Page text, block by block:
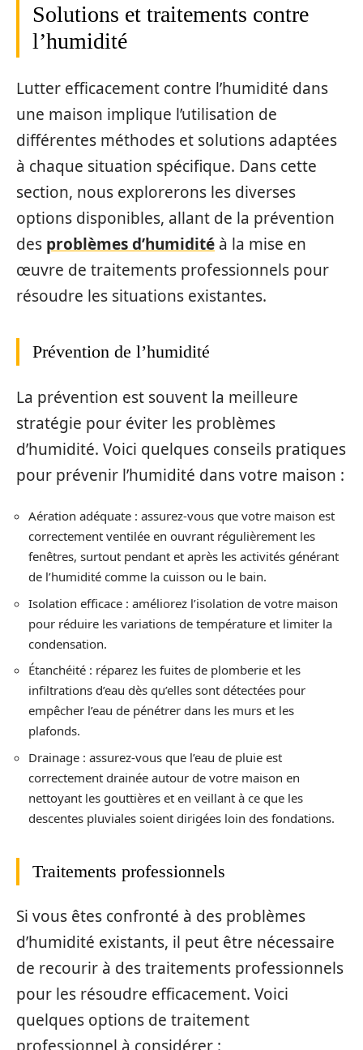
Solutions et traitements contre
l’humidité
Lutter efficacement contre l’humidité dans
une maison implique l’utilisation de
différentes méthodes et solutions adaptées
à chaque situation spécifique. Dans cette
section, nous explorerons les diverses
options disponibles, allant de la prévention
des problèmes d’humidité à la mise en
œuvre de traitements professionnels pour
résoudre les situations existantes.
Prévention de l’humidité
La prévention est souvent la meilleure
stratégie pour éviter les problèmes
d’humidité. Voici quelques conseils pratiques
pour prévenir l’humidité dans votre maison :
Aération adéquate : assurez-vous que votre maison est
correctement ventilée en ouvrant régulièrement les
fenêtres, surtout pendant et après les activités générant
de l’humidité comme la cuisson ou le bain.
Isolation efficace : améliorez l’isolation de votre maison
pour réduire les variations de température et limiter la
condensation.
Étanchéité : réparez les fuites de plomberie et les
infiltrations d’eau dès qu’elles sont détectées pour
empêcher l’eau de pénétrer dans les murs et les
plafonds.
Drainage : assurez-vous que l’eau de pluie est
correctement drainée autour de votre maison en
nettoyant les gouttières et en veillant à ce que les
descentes pluviales soient dirigées loin des fondations.
Traitements professionnels
Si vous êtes confronté à des problèmes
d’humidité existants, il peut être nécessaire
de recourir à des traitements professionnels
pour les résoudre efficacement. Voici
quelques options de traitement